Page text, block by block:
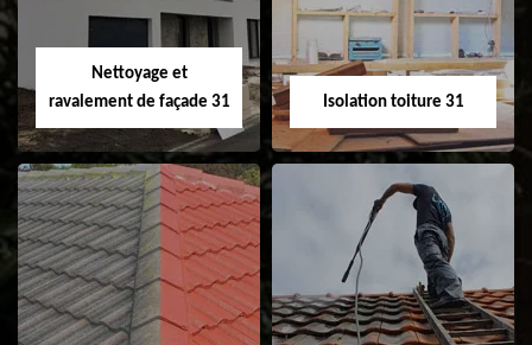
fenêtre de toit et
Velux 31
Nettoyage et
ravalement de façade 31
Nettoyage et
ravalement de
Isolation toiture 31
Isolation toiture 31